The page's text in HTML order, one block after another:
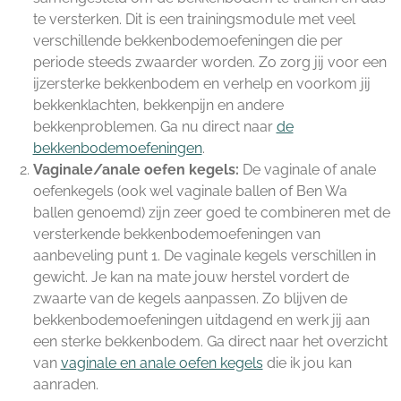
te versterken. Dit is een trainingsmodule met veel
verschillende bekkenbodemoefeningen die per
periode steeds zwaarder worden. Zo zorg jij voor een
ijzersterke bekkenbodem en verhelp en voorkom jij
bekkenklachten, bekkenpijn en andere
bekkenproblemen. Ga nu direct naar de
bekkenbodemoefeningen.
Vaginale/anale oefen kegels: De vaginale of anale
oefenkegels (ook wel vaginale ballen of Ben Wa
ballen genoemd) zijn zeer goed te combineren met de
versterkende bekkenbodemoefeningen van
aanbeveling punt 1. De vaginale kegels verschillen in
gewicht. Je kan na mate jouw herstel vordert de
zwaarte van de kegels aanpassen. Zo blijven de
bekkenbodemoefeningen uitdagend en werk jij aan
een sterke bekkenbodem. Ga direct naar het overzicht
van vaginale en anale oefen kegels die ik jou kan
aanraden.